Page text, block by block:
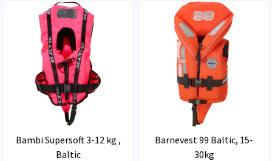
Bambi Supersoft 3-12 kg ,
Baltic
Barnevest 99 Baltic, 15-
30kg